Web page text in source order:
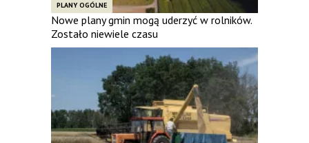
PLANY OGÓLNE
Nowe plany gmin mogą uderzyć w rolników.
Zostało niewiele czasu